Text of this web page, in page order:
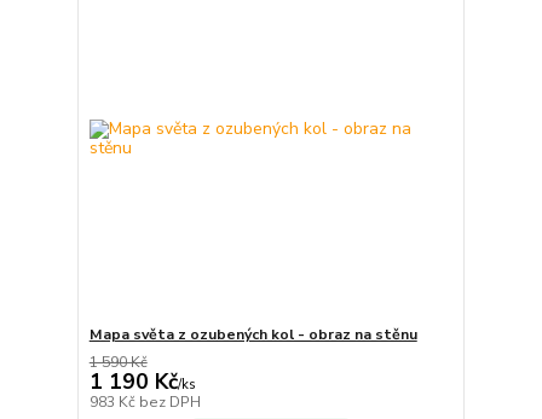
Mapa světa z ozubených kol - obraz na stěnu
1 590 Kč
1 190 Kč/ks
983 Kč bez DPH